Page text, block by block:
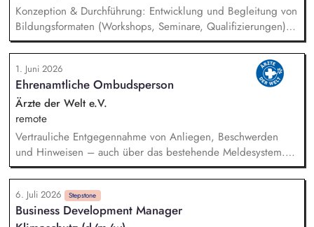
Dialogseminare.
Konzeption & Durchführung: Entwicklung und Begleitung von
Bildungsformaten (Workshops, Seminare, Qualifizierungen) –
von der Idee bis zur Auswertung. Netzwerk & Kooperation:
Zusammenarbeit mit Trainer*innen, Partnern im In- und
Ausland, Mitarbeit in Fachgremien und Akquise von
Fördermitteln. Qualitätsmanagement: Sicherstellung hoher
Standards in unserer Bildungsarbeit – inkl. Reflexion über
Machtverhältnisse und Diskriminierung in der eigenen
Organisation. Öffentlichkeitsarbeit: Weiterentwicklung der
Außenkommunikation und Ansprache neuer Zielgruppen.
1. Juni 2026
Ehrenamtliche Ombudsperson
Ärzte der Welt e.V.
remote
Vertrauliche Entgegennahme von Anliegen, Beschwerden
und Hinweisen – auch über das bestehende Meldesystem.
Vermittlung bei Konflikten und Unterstützung bei
Klärungsprozessen. Konzeption und Durchführung von
Schulungen und Sensibilisierungsformaten. Mitwirkung an der
Weiterentwicklung von Leitlinien, Verhaltenskodizes und dem
6. Juli 2026 Stepstone
Business Development Manager